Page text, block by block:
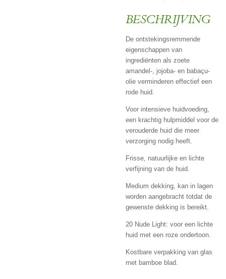
BESCHRIJVING
De ontstekingsremmende
eigenschappen van
ingrediënten als zoete
amandel-, jojoba- en babaçu-
olie verminderen effectief een
rode huid.
Voor intensieve huidvoeding,
een krachtig hulpmiddel voor de
verouderde huid die meer
verzorging nodig heeft.
Frisse, natuurlijke en lichte
verfijning van de huid.
Medium dekking, kan in lagen
worden aangebracht totdat de
gewenste dekking is bereikt.
20 Nude Light: voor een lichte
huid met een roze ondertoon.
Kostbare verpakking van glas
met bamboe blad.